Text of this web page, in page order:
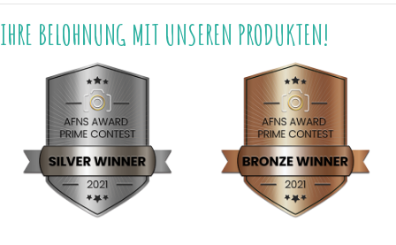
IHRE BELOHNUNG MIT UNSEREN PRODUKTEN!